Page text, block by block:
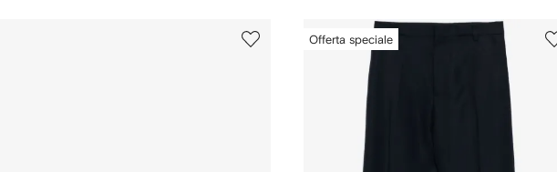
Offerta speciale